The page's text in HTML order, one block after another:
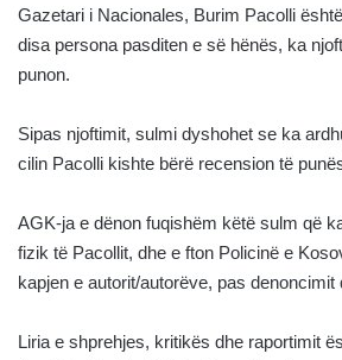
Gazetari i Nacionales, Burim Pacolli
disa persona pasditen e së hënës, ka
punon.
Sipas njoftimit, sulmi dyshohet se ka
cilin Pacolli kishte bërë recension të
AGK-ja e dënon fuqishëm këtë sulm që
fizik të Pacollit, dhe e fton Policinë e
kapjen e autorit/autorëve, pas denoncimit
Liria e shprehjes, kritikës dhe raportimit